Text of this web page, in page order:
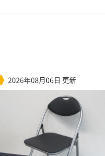
2026年08月06日 更新